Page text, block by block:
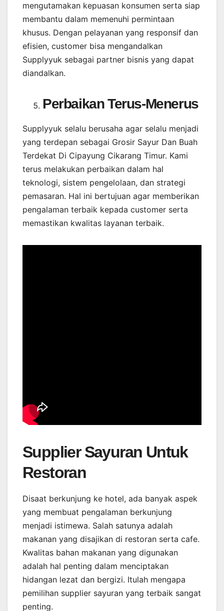
mengutamakan kepuasan konsumen serta siap
membantu dalam memenuhi permintaan
khusus. Dengan pelayanan yang responsif dan
efisien, customer bisa mengandalkan
Supplyyuk sebagai partner bisnis yang dapat
diandalkan.
Perbaikan Terus-Menerus
Supplyyuk selalu berusaha agar selalu menjadi
yang terdepan sebagai Grosir Sayur Dan Buah
Terdekat Di Cipayung Cikarang Timur. Kami
terus melakukan perbaikan dalam hal
teknologi, sistem pengelolaan, dan strategi
pemasaran. Hal ini bertujuan agar memberikan
pengalaman terbaik kepada customer serta
memastikan kwalitas layanan terbaik.
Supplier Sayuran Untuk
Restoran
Disaat berkunjung ke hotel, ada banyak aspek
yang membuat pengalaman berkunjung
menjadi istimewa. Salah satunya adalah
makanan yang disajikan di restoran serta cafe.
Kwalitas bahan makanan yang digunakan
adalah hal penting dalam menciptakan
hidangan lezat dan bergizi. Itulah mengapa
pemilihan supplier sayuran yang terbaik sangat
penting.